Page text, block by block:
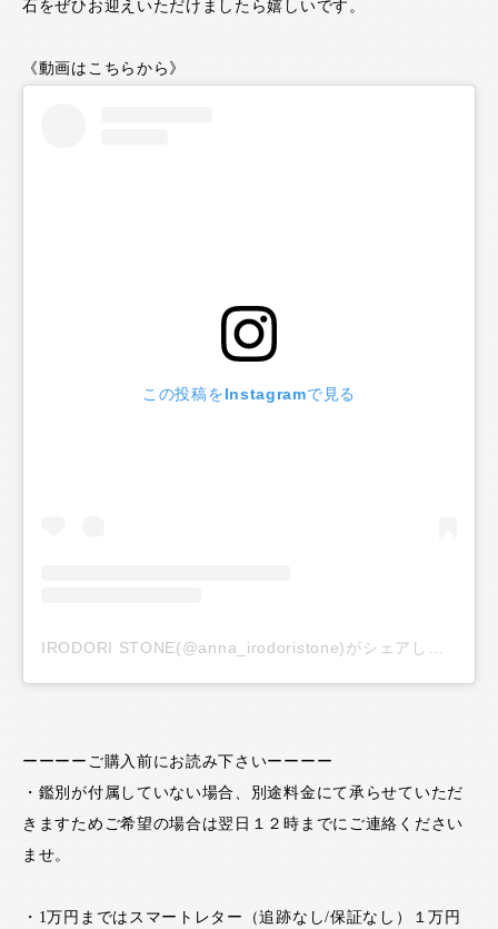
石をぜひお迎えいただけましたら嬉しいです。
《動画はこちらから》
この投稿をInstagramで見る
ーーーーご購入前にお読み下さいーーーー
・鑑別が付属していない場合、別途料金にて承らせていただ
きますためご希望の場合は翌日１２時までにご連絡ください
ませ。
・1万円まではスマートレター（追跡なし/保証なし）１万円